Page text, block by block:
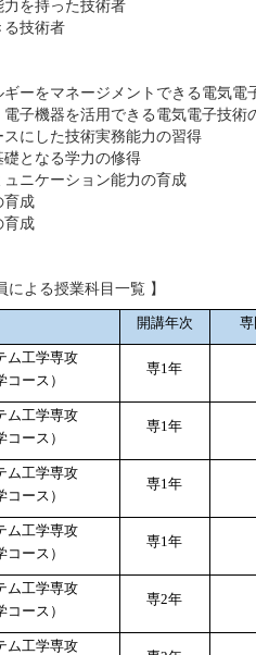
を持った技術者
技術者
ーをマネージメントできる電気電
子機器を活用できる電気電子技術
にした技術実務能力の習得
となる学力の修得
ニケーション能力の育成
成
成
による授業科目一覧 】
開講年次
ム工学専攻
コース）
専1年
ム工学専攻
コース）
専1年
ム工学専攻
コース）
専1年
ム工学専攻
コース）
専1年
ム工学専攻
コース）
専2年
ム工学専攻